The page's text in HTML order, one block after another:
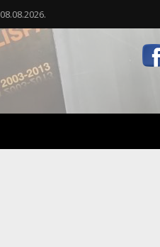
08.08.2026.